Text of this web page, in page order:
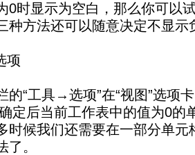
0时显示为空白，那么你可以
种方法还可以随意决定不显示
项
工具→选项”在“视图”选项卡
定后当前工作表中的值为0的
时候我们还需要在一部分单元
。